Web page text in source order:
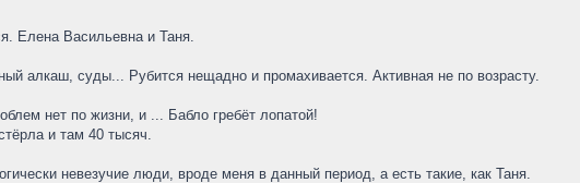
Елена Васильевна и Таня.
алкаш, суды... Рубится нещадно и промахивается. Активная не по возрасту.
нет по жизни, и ... Бабло гребёт лопатой!
и там 40 тысяч.
невезучие люди, вроде меня в данный период, а есть такие, как Таня.